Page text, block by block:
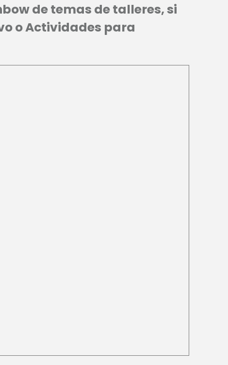
de temas de talleres, si
o Actividades para